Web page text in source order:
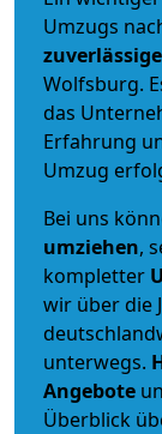
Umzugs
Wolfsburg.
das
Erfahrung
Umzug
Bei uns
umziehen,
kompletter
wir über die
unterwegs.
Angebote
Überblick